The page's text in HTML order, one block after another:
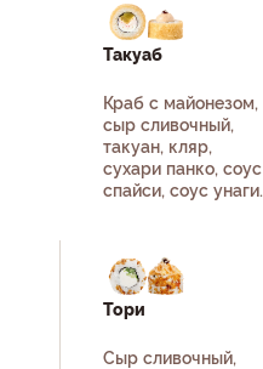
Такуаб
Краб с майонезом,
сыр сливочный,
такуан, кляр,
сухари панко, соус
спайси, соус унаги,
Тори
Сыр сливочный,